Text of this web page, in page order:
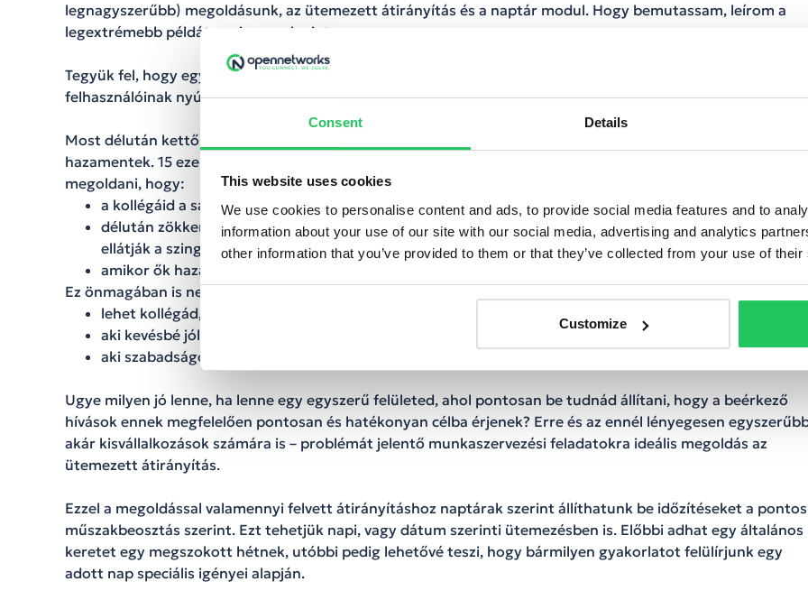
Consent Details
This website uses cookies
We use cookies to personalise content and ads, to provide social media features and to
information about your use of our site with our social media, advertising and analytics
other information that you’ve provided to them or that they’ve collected from your use of
Customize
legnagyszerűbb) megoldásunk, az ütemezett átirányítás és a naptár modul. Hogy bemutassam, leírom a
legextrémebb példát, ami eszembe jut.
Tegyük fel, hogy egy nemzetközi informatikai szolgáltató központnak dolgozol, ami 3 kontinens informatikai
felhasználóinak nyújt támogatást. Üzemeltettek irodát New Yorkban, Budapesten és Szingapúrban is.
Most délután kettő felé jár, a new yorki kollégák még nem kezdték el a munkát, a szingapúri kollégák már
hazamentek. 15 ezer km távolságot áthidalva neked – egy kis európai ország support vezetőjének – kell
megoldani, hogy:
a kollégáid a saját területük ellátása mellett fogadják a másik két kontinensről érkező hívásokat
délután zökkenőmentesen folytatódjon a munka a new yorki ügyeleten, miközben ők továbbra is
ellátják a szingapúri iroda híváskezelését, majd
amikor ők hazamentek, minden átkerüljön Szingapúrba.
Ez önmagában is nehéz feladat, de:
lehet kollégád, aki kevésbé ért az ázsiai rendszerekhez
aki kevésbé jól beszéli nyelvet
aki szabadságon van, vagy csak mobil telefonról tud dolgozni
Ugye milyen jó lenne, ha lenne egy egyszerű felületed, ahol pontosan be tudnád állítani, hogy a beérkező
hívások ennek megfelelően pontosan és hatékonyan célba érjenek? Erre és az ennél lényegesen
akár kisvállalkozások számára is – problémát jelentő munkaszervezési feladatokra ideális megoldás az
ütemezett átirányítás.
Ezzel a megoldással valamennyi felvett átirányításhoz naptárak szerint állíthatunk be időzítéseket a pontos
műszakbeosztás szerint. Ezt tehetjük napi, vagy dátum szerinti ütemezésben is. Előbbi adhat egy általános
keretet egy megszokott hétnek, utóbbi pedig lehetővé teszi, hogy bármilyen gyakorlatot felülírjunk egy
adott nap speciális igényei alapján.